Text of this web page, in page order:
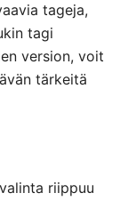
tageja,
tagi
version, voit
tärkeitä
riippuu